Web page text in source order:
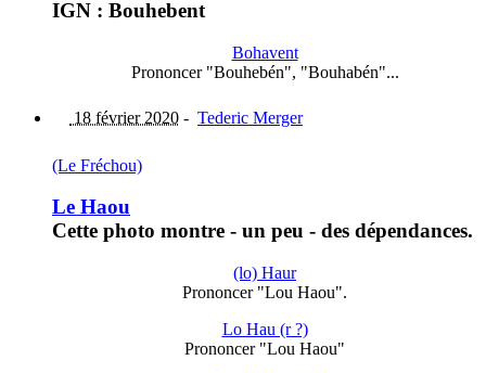
IGN : Bouhebent
Bohavent
Prononcer "Bouhebén", "Bouhabén"...
18 février 2020 - Tederic Merger
(Le Fréchou)
Le Haou
Cette photo montre - un peu - des dépendances.
(lo) Haur
Prononcer "Lou Haou".
Lo Hau (r ?)
Prononcer "Lou Haou"